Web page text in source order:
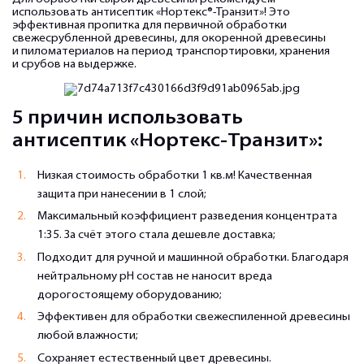
использовать антисептик «Нортекс®-Транзит»! Это
эффективная пропитка для первичной обработки
свежесрубленной древесины, для окоренной древесины
и пиломатериалов на период транспортировки, хранения
и срубов на выдержке.
5 причин использовать
антисептик «Нортекс-Транзит»:
Низкая стоимость обработки 1 кв.м! Качественная
защита при нанесении в 1 слой;
Максимальный коэффициент разведения концентрата
1:35. За счёт этого стала дешевле доставка;
Подходит для ручной и машинной обработки. Благодаря
нейтральному pH состав не наносит вреда
дорогостоящему оборудованию;
Эффективен для обработки свежеспиленной древесины
любой влажности;
Сохраняет естественный цвет древесины.